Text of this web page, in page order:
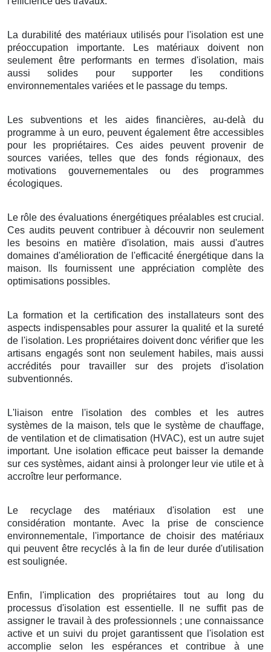
La durabilité des matériaux utilisés pour l'isolation est une
préoccupation importante. Les matériaux doivent non
seulement être performants en termes d'isolation, mais
aussi solides pour supporter les conditions
environnementales variées et le passage du temps.
Les subventions et les aides financières, au-delà du
programme à un euro, peuvent également être accessibles
pour les propriétaires. Ces aides peuvent provenir de
sources variées, telles que des fonds régionaux, des
motivations gouvernementales ou des programmes
écologiques.
Le rôle des évaluations énergétiques préalables est crucial.
Ces audits peuvent contribuer à découvrir non seulement
les besoins en matière d'isolation, mais aussi d'autres
domaines d'amélioration de l'efficacité énergétique dans la
maison. Ils fournissent une appréciation complète des
optimisations possibles.
La formation et la certification des installateurs sont des
aspects indispensables pour assurer la qualité et la sureté
de l'isolation. Les propriétaires doivent donc vérifier que les
artisans engagés sont non seulement habiles, mais aussi
accrédités pour travailler sur des projets d'isolation
subventionnés.
L'liaison entre l'isolation des combles et les autres
systèmes de la maison, tels que le système de chauffage,
de ventilation et de climatisation (HVAC), est un autre sujet
important. Une isolation efficace peut baisser la demande
sur ces systèmes, aidant ainsi à prolonger leur vie utile et à
accroître leur performance.
Le recyclage des matériaux d'isolation est une
considération montante. Avec la prise de conscience
environnementale, l'importance de choisir des matériaux
qui peuvent être recyclés à la fin de leur durée d'utilisation
est soulignée.
Enfin, l'implication des propriétaires tout au long du
processus d'isolation est essentielle. Il ne suffit pas de
assigner le travail à des professionnels ; une connaissance
active et un suivi du projet garantissent que l'isolation est
accomplie selon les espérances et contribue à une